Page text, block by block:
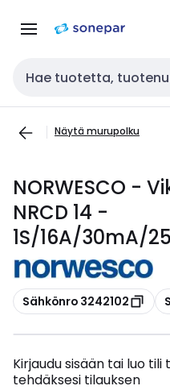
navigointiinsisältöön
Haku
Näytä murupolku
NORWESCO -
NRCD 14 -
1S/16A/30mA/
Kopioi
Sähkönro 3242102
Kirjaudu sisään tai luo
tehdäksesi tilauksen